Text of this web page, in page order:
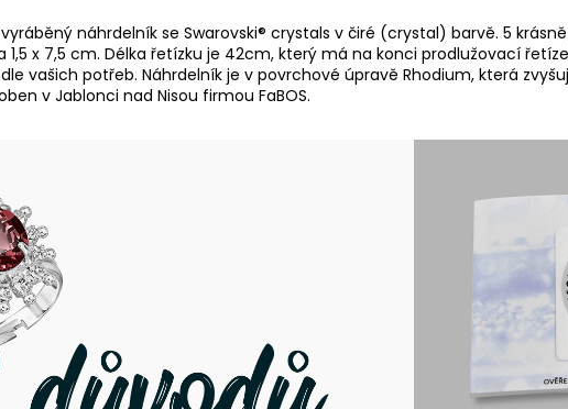
náhrdelník se Swarovski® crystals v čiré (crystal) barvě. 5
1,5 x 7,5 cm. Délka řetízku je 42cm, který má na konci prodlužovací
vašich potřeb. Náhrdelník je v povrchové úpravě Rhodium, která
v Jablonci nad Nisou firmou FaBOS.